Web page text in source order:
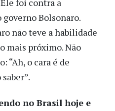
governo Bolsonaro.
não teve a habilidade
mais próximo. Não
“Ah, o cara é de
no Brasil hoje e